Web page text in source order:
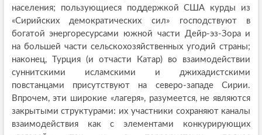
населения; пользующиеся поддержкой США курды из
«Сирийских демократических сил» господствуют в
богатой энергоресурсами южной части Дейр-эз-Зора и
на большей части сельскохозяйственных угодий страны;
наконец, Турция (и отчасти Катар) во взаимодействии
суннитскими исламскими и джихадистскими
повстанцами присутствуют на северо-западе Сирии.
Впрочем, эти широкие «лагеря», разумеется, не являются
закрытыми структурами: их участники сохраняют каналы
взаимодействия как с элементами конкурирующих